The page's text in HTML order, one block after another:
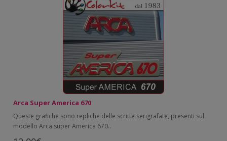
Arca Super America 670
Queste grafiche sono repliche delle scritte serigrafate, presenti sul
modello Arca super America 670..